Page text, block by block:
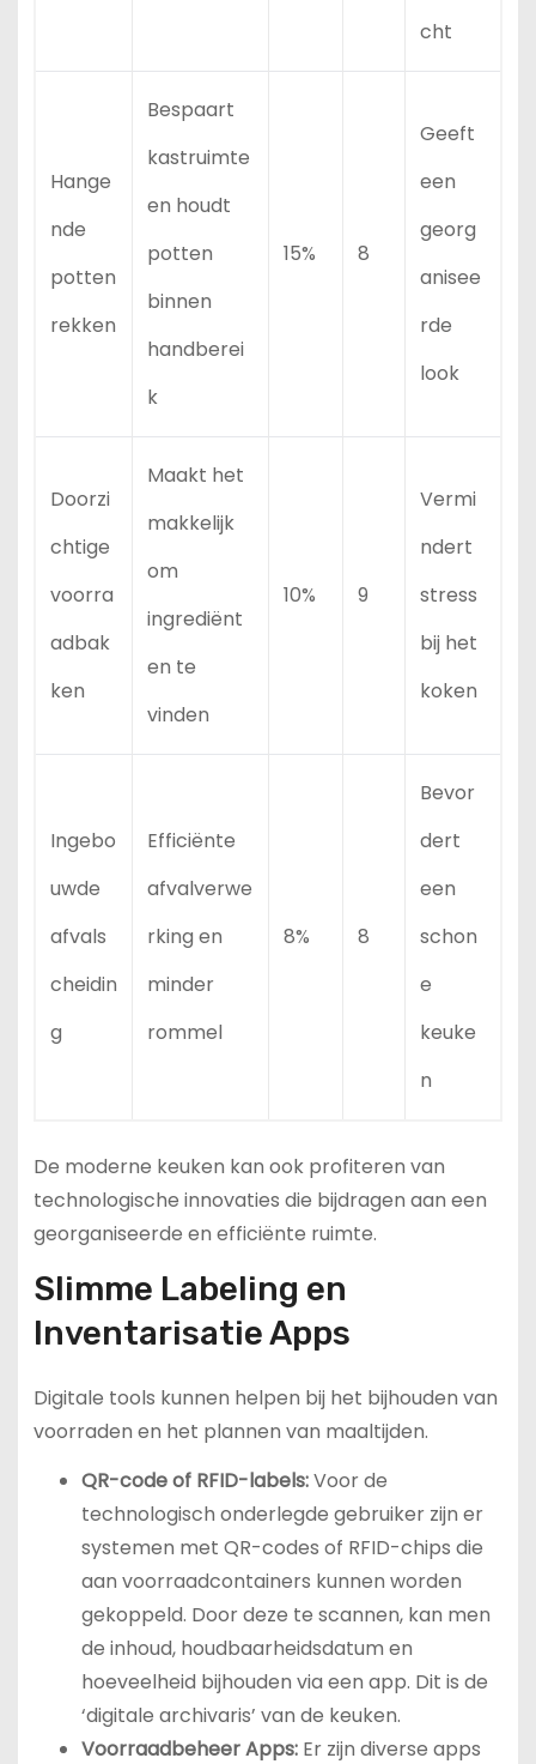
cht
Hange
nde
potten
rekken
Bespaart
kastruimte
en houdt
potten
binnen
handberei
k
15% 8
Geeft
een
georg
anisee
rde
look
Doorzi
chtige
voorra
adbak
ken
Maakt het
makkelijk
om
ingrediënt
en te
vinden
10% 9
Vermi
ndert
stress
bij het
koken
Ingebo
uwde
afvals
cheidin
g
Efficiënte
afvalverwe
rking en
minder
rommel
8% 8
Bevor
dert
een
schon
e
keuke
n
De moderne keuken kan ook profiteren van
technologische innovaties die bijdragen aan een
georganiseerde en efficiënte ruimte.
Slimme Labeling en
Inventarisatie Apps
Digitale tools kunnen helpen bij het bijhouden van
voorraden en het plannen van maaltijden.
QR-code of RFID-labels:Voor de
technologisch onderlegde gebruiker zijn er
systemen met QR-codes of RFID-chips die
aan voorraadcontainers kunnen worden
gekoppeld. Door deze te scannen, kan men
de inhoud, houdbaarheidsdatum en
hoeveelheid bijhouden via een app. Dit is de
‘digitale archivaris’ van de keuken.
Voorraadbeheer Apps:Er zijn diverse apps